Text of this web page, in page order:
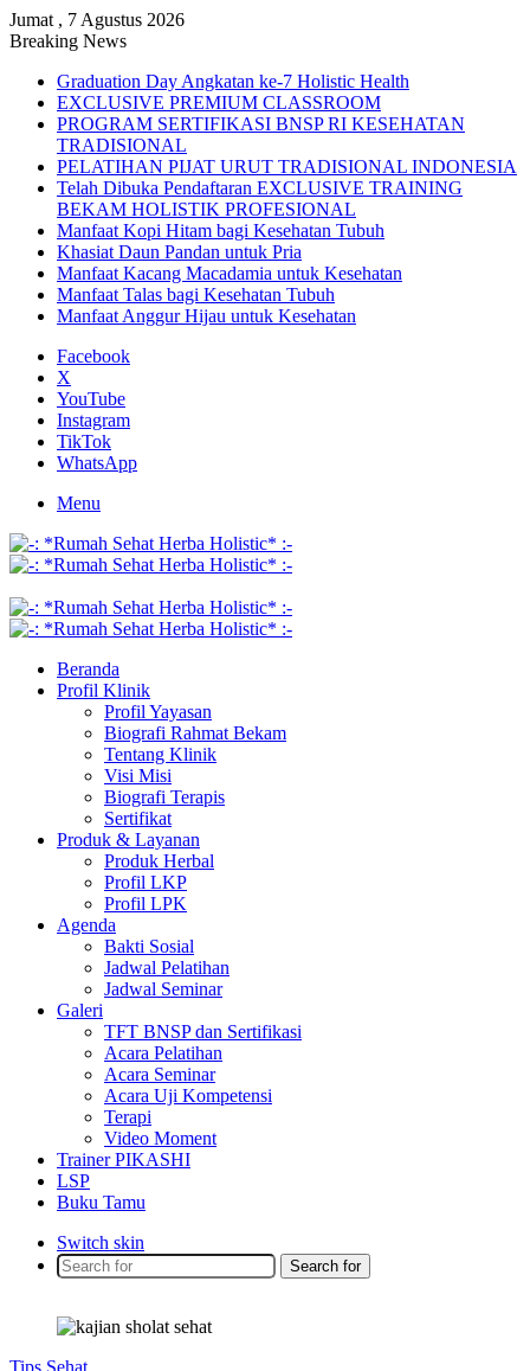
Jumat , 7 Agustus 2026
Breaking News
Graduation Day Angkatan ke-7 Holistic Health
EXCLUSIVE PREMIUM CLASSROOM
PROGRAM SERTIFIKASI BNSP RI KESEHATAN
TRADISIONAL
PELATIHAN PIJAT URUT TRADISIONAL INDONESIA
Telah Dibuka Pendaftaran EXCLUSIVE TRAINING
BEKAM HOLISTIK PROFESIONAL
Manfaat Kopi Hitam bagi Kesehatan Tubuh
Khasiat Daun Pandan untuk Pria
Manfaat Kacang Macadamia untuk Kesehatan
Manfaat Talas bagi Kesehatan Tubuh
Manfaat Anggur Hijau untuk Kesehatan
Facebook
X
YouTube
Instagram
TikTok
WhatsApp
Menu
Beranda
Profil Klinik
Profil Yayasan
Biografi Rahmat Bekam
Tentang Klinik
Visi Misi
Biografi Terapis
Sertifikat
Produk & Layanan
Produk Herbal
Profil LKP
Profil LPK
Agenda
Bakti Sosial
Jadwal Pelatihan
Jadwal Seminar
Galeri
TFT BNSP dan Sertifikasi
Acara Pelatihan
Acara Seminar
Acara Uji Kompetensi
Terapi
Video Moment
Trainer PIKASHI
LSP
Buku Tamu
Switch skin
Search for
Tips Sehat